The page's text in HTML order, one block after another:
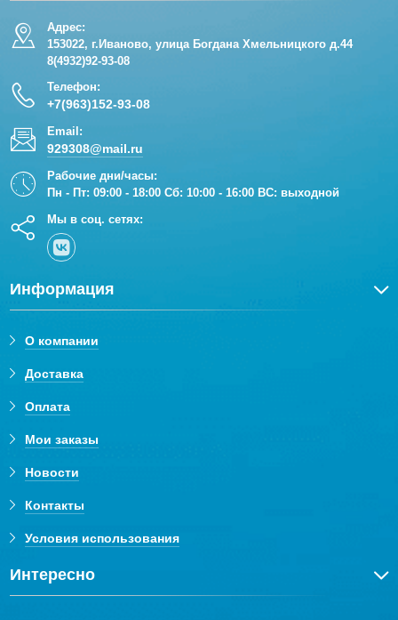
Адрес:
153022, г.Иваново, улица Богдана Хмельницкого д.44
8(4932)92-93-08
Телефон:
+7(963)152-93-08
Email:
929308@mail.ru
Рабочие дни/часы:
Пн - Пт: 09:00 - 18:00 Сб: 10:00 - 16:00 ВС: выходной
Мы в соц. сетях:
Информация
О компании
Доставка
Оплата
Мои заказы
Новости
Контакты
Условия использования
Интересно